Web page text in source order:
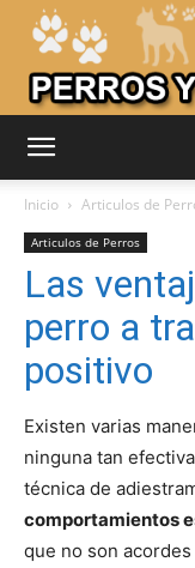
Inicio Articulos de
Articulos de Perros
Las
perro a
positivo
Existen varias
ninguna tan
técnica de
comportamientos
que no son